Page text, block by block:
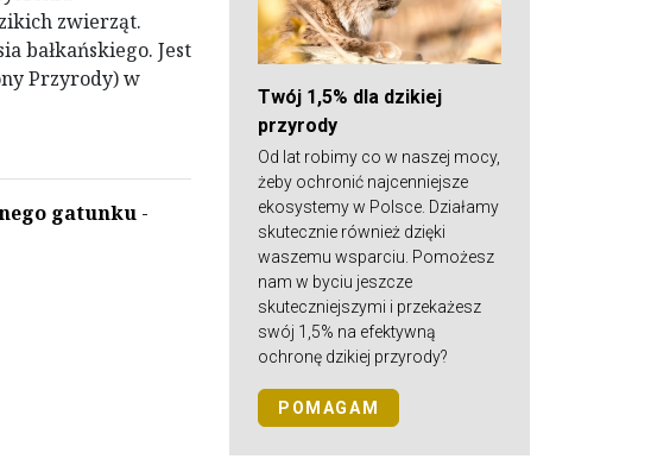
zwierząt.
bałkańskiego. Jest
Przyrody) w
gatunku -
Twój 1,5% dla dzikiej
przyrody
Od lat robimy co w naszej mocy,
żeby ochronić najcenniejsze
ekosystemy w Polsce. Działamy
skutecznie również dzięki
waszemu wsparciu. Pomożesz
nam w byciu jeszcze
skuteczniejszymi i przekażesz
swój 1,5% na efektywną
ochronę dzikiej przyrody?
POMAGAM